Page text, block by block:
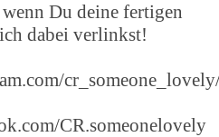
Du deine fertigen
dabei verlinkst!
CR.someonelovely